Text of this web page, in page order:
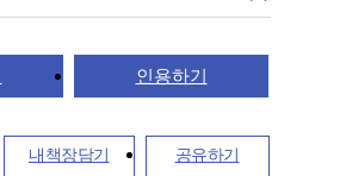
인용하기
내책장담기 공유하기